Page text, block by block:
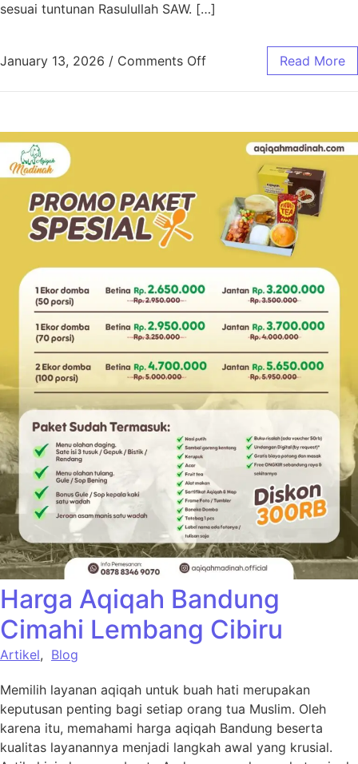
sesuai tuntunan Rasulullah SAW. […]
January 13, 2026 / Comments Off Read More
Harga Aqiqah Bandung
Cimahi Lembang Cibiru
Artikel, Blog
Memilih layanan aqiqah untuk buah hati merupakan
keputusan penting bagi setiap orang tua Muslim. Oleh
karena itu, memahami harga aqiqah Bandung beserta
kualitas layanannya menjadi langkah awal yang krusial.